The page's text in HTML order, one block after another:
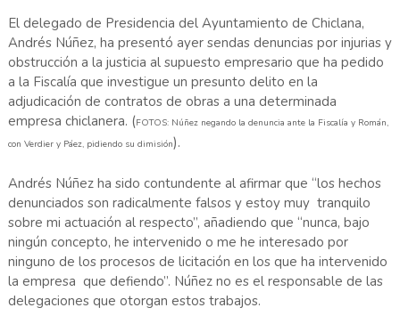
El delegado de Presidencia del Ayuntamiento de Chiclana,
Andrés Núñez, ha presentó ayer sendas denuncias por injurias y
obstrucción a la justicia al supuesto empresario que ha pedido
a la Fiscalía que investigue un presunto delito en la
adjudicación de contratos de obras a una determinada
empresa chiclanera. (FOTOS: Núñez negando la denuncia ante la Fiscalía y Román,
con Verdier y Páez, pidiendo su dimisión).
Andrés Núñez ha sido contundente al afirmar que “los hechos
denunciados son radicalmente falsos y estoy muy tranquilo
sobre mi actuación al respecto”, añadiendo que “nunca, bajo
ningún concepto, he intervenido o me he interesado por
ninguno de los procesos de licitación en los que ha intervenido
la empresa que defiendo”. Núñez no es el responsable de las
delegaciones que otorgan estos trabajos.